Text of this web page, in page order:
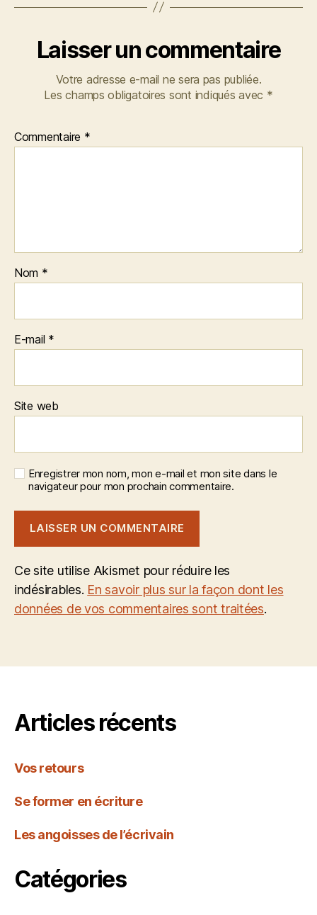
Laisser un commentaire
Votre adresse e-mail ne sera pas publiée.
Les champs obligatoires sont indiqués avec *
Commentaire *
Nom *
E-mail *
Site web
Enregistrer mon nom, mon e-mail et mon site dans le
navigateur pour mon prochain commentaire.
Ce site utilise Akismet pour réduire les
indésirables. En savoir plus sur la façon dont les
données de vos commentaires sont traitées.
Articles récents
Vos retours
Se former en écriture
Les angoisses de l’écrivain
Catégories